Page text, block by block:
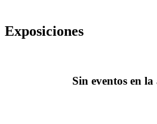
Exposiciones
Sin eventos en la